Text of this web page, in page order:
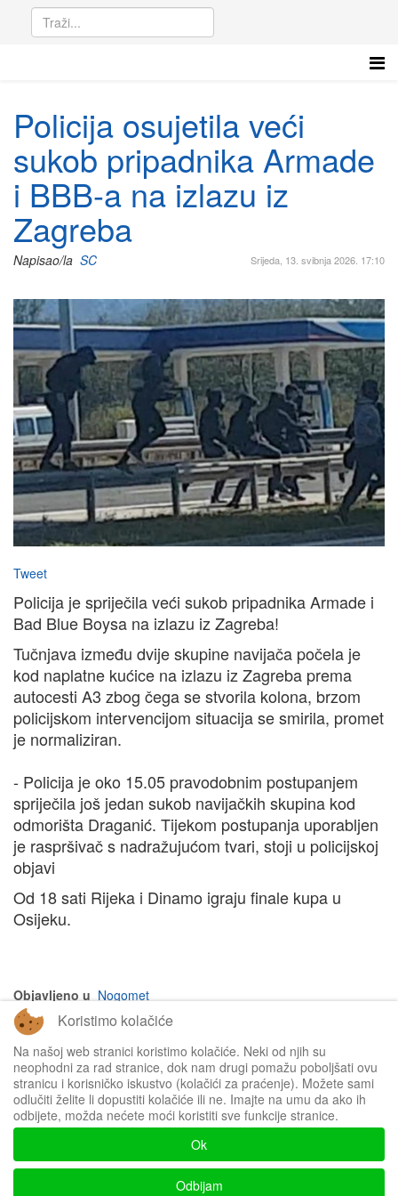
Policija osujetila veći
sukob pripadnika Armade
i BBB-a na izlazu iz
Zagreba
Srijeda, 13. svibnja 2026. 17:10
Napisao/la SC
Tweet
Policija je spriječila veći sukob pripadnika Armade i
Bad Blue Boysa na izlazu iz Zagreba!
Tučnjava između dvije skupine navijača počela je
kod naplatne kućice na izlazu iz Zagreba prema
autocesti A3 zbog čega se stvorila kolona, brzom
policijskom intervencijom situacija se smirila, promet
je normaliziran.
- Policija je oko 15.05 pravodobnim postupanjem
spriječila još jedan sukob navijačkih skupina kod
odmorišta Draganić. Tijekom postupanja uporabljen
je raspršivač s nadražujućom tvari, stoji u policijskoj
objavi
Od 18 sati Rijeka i Dinamo igraju finale kupa u
Osijeku.
Objavljeno u Nogomet
Impressum
Politika privatnosti
Koristimo kolačiće
Na našoj web stranici koristimo kolačiće. Neki od njih su
neophodni za rad stranice, dok nam drugi pomažu poboljšati ovu
stranicu i korisničko iskustvo (kolačići za praćenje). Možete sami
odlučiti želite li dopustiti kolačiće ili ne. Imajte na umu da ako ih
odbijete, možda nećete moći koristiti sve funkcije stranice.
Ok
Odbijam